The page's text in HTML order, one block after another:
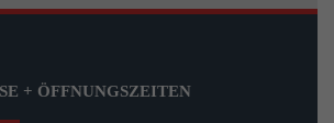
+ ÖFFNUNGSZEITEN